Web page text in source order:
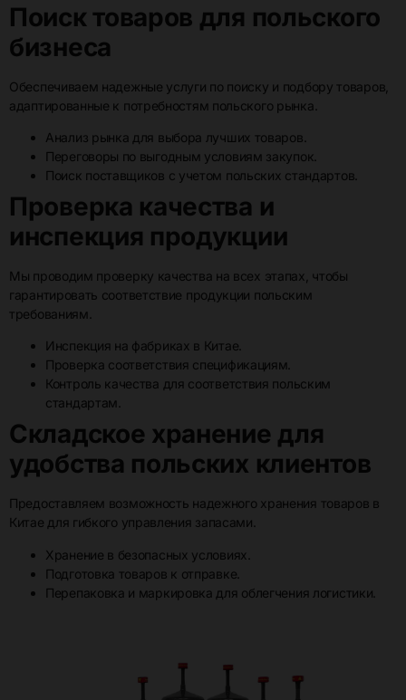
Поиск товаров для польского
бизнеса
Обеспечиваем надежные услуги по поиску и подбору товаров,
адаптированные к потребностям польского рынка.
Анализ рынка для выбора лучших товаров.
Переговоры по выгодным условиям закупок.
Поиск поставщиков с учетом польских стандартов.
Проверка качества и
инспекция продукции
Мы проводим проверку качества на всех этапах, чтобы
гарантировать соответствие продукции польским
требованиям.
Инспекция на фабриках в Китае.
Проверка соответствия спецификациям.
Контроль качества для соответствия польским
стандартам.
Складское хранение для
удобства польских клиентов
Предоставляем возможность надежного хранения товаров в
Китае для гибкого управления запасами.
Хранение в безопасных условиях.
Подготовка товаров к отправке.
Перепаковка и маркировка для облегчения логистики.